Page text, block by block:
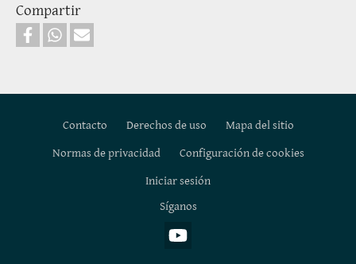
Compartir
Footer
Contacto Derechos de uso Mapa del sitio
Normas de privacidad Configuración de cookies
Iniciar sesión
Síganos